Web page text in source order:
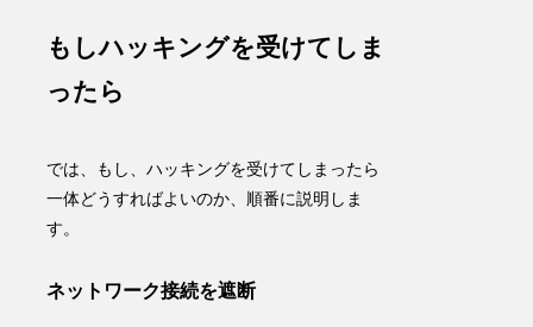
もしハッキングを受けてしま
ったら
では、もし、ハッキングを受けてしまったら
一体どうすればよいのか、順番に説明しま
す。
ネットワーク接続を遮断